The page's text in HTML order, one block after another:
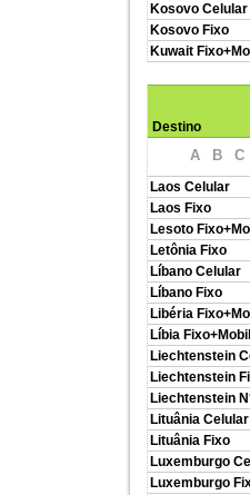
Kosovo Celular
Kosovo Fixo
Kuwait
Destino
A B C
Laos Celular
Laos Fixo
Lesoto
Letônia Fixo
Líbano Celular
Líbano Fixo
Libéria
Líbia
Liechtenstein
Liechtenstein
Liechtenstein
Lituânia Celular
Lituânia Fixo
Luxemburgo
Luxemburgo